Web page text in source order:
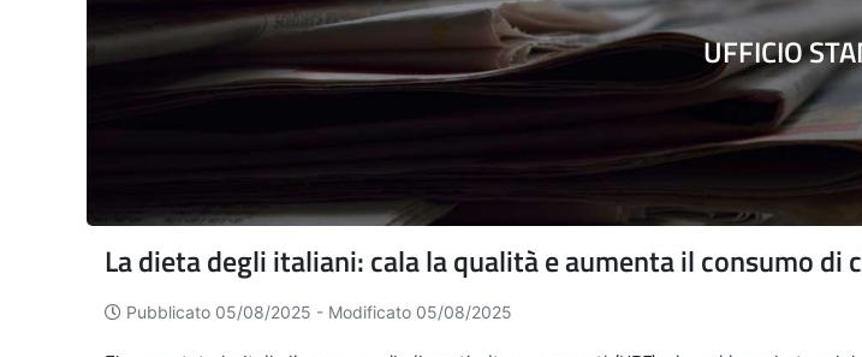
UFFICIO
La dieta degli italiani: cala la qualità e aumenta il consumo
Pubblicato 05/08/2025 - Modificato 05/08/2025